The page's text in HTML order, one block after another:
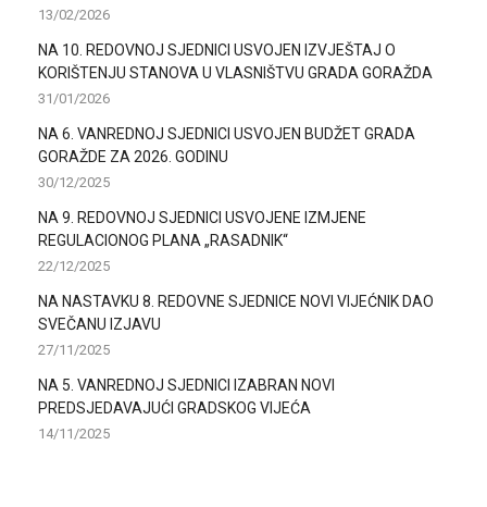
13/02/2026
NA 10. REDOVNOJ SJEDNICI USVOJEN IZVJEŠTAJ O
KORIŠTENJU STANOVA U VLASNIŠTVU GRADA GORAŽDA
31/01/2026
NA 6. VANREDNOJ SJEDNICI USVOJEN BUDŽET GRADA
GORAŽDE ZA 2026. GODINU
30/12/2025
NA 9. REDOVNOJ SJEDNICI USVOJENE IZMJENE
REGULACIONOG PLANA „RASADNIK“
22/12/2025
NA NASTAVKU 8. REDOVNE SJEDNICE NOVI VIJEĆNIK DAO
SVEČANU IZJAVU
27/11/2025
NA 5. VANREDNOJ SJEDNICI IZABRAN NOVI
PREDSJEDAVAJUĆI GRADSKOG VIJEĆA
14/11/2025